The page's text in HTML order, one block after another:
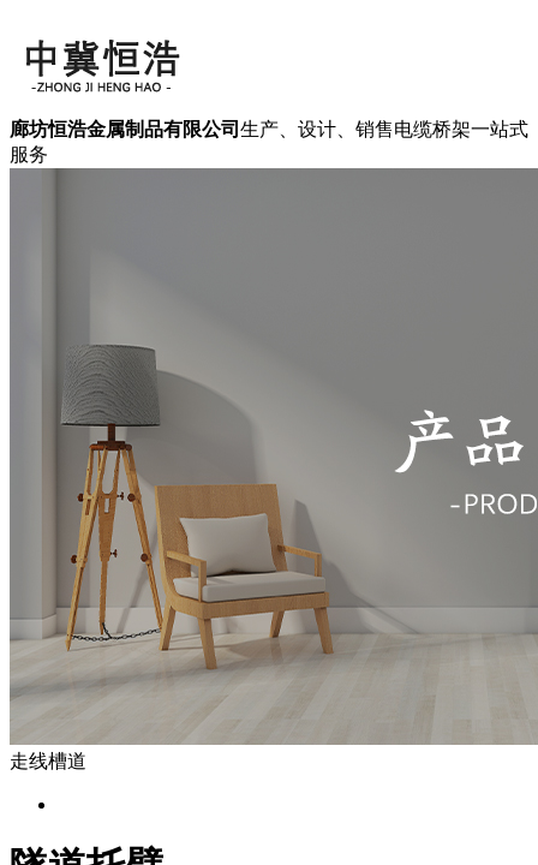
廊坊恒浩金属制品有限公司 生产、设计、销售电缆桥架一站式
服务
走线槽道